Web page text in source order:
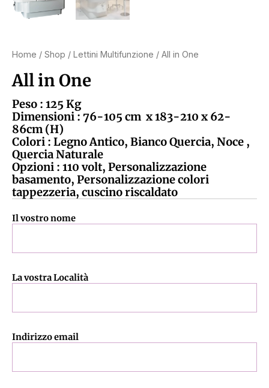
Home / Shop / Lettini Multifunzione / All in One
All in One
Peso : 125 Kg
Dimensioni : 76-105 cm x 183-210 x 62-
86cm (H)
Colori : Legno Antico, Bianco Quercia, Noce ,
Quercia Naturale
Opzioni : 110 volt, Personalizzazione
basamento, Personalizzazione colori
tappezzeria, cuscino riscaldato
Il vostro nome
La vostra Località
Indirizzo email